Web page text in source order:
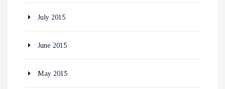
July 2015
June 2015
May 2015